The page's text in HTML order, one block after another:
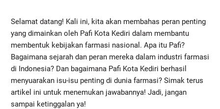
Selamat datang! Kali ini, kita akan membahas peran penting
yang dimainkan oleh Pafi Kota Kediri dalam membantu
membentuk kebijakan farmasi nasional. Apa itu Pafi?
Bagaimana sejarah dan peran mereka dalam industri farmasi
di Indonesia? Dan bagaimana Pafi Kota Kediri berhasil
menyuarakan isu-isu penting di dunia farmasi? Simak terus
artikel ini untuk menemukan jawabannya! Jadi, jangan
sampai ketinggalan ya!